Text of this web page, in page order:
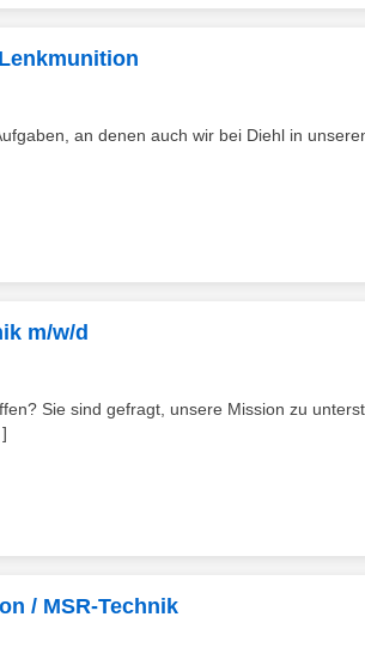
an denen auch wir bei Diehl in
m/w/d
Sie sind gefragt, unsere Mission zu
]
/ MSR-Technik